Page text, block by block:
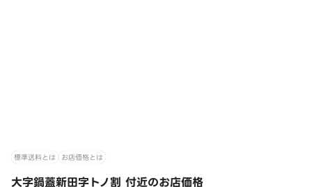
標準送料とは お店価格とは
大字鍋蓋新田字トノ割 付近のお店価格